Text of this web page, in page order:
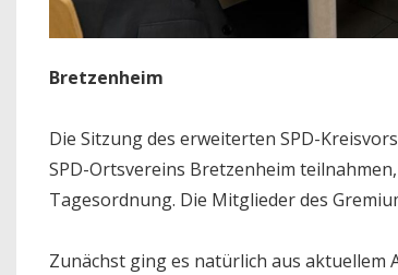
Bretzenheim
Die Sitzung des erweiterten SPD-
SPD-Ortsvereins Bretzenheim
Tagesordnung. Die Mitglieder des
Zunächst ging es natürlich aus aktuellem